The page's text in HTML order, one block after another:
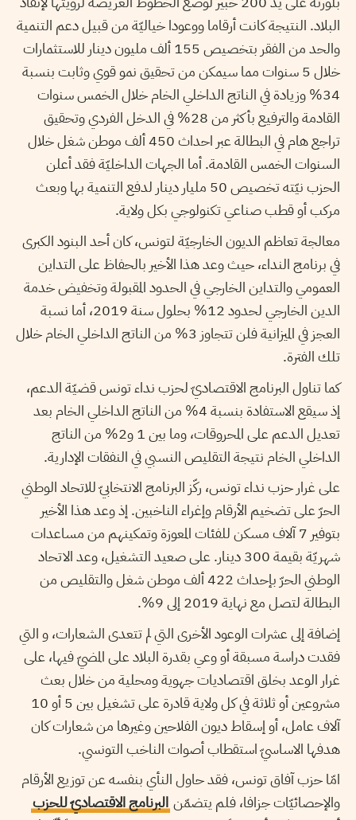
البلاد. النتيجة كانت أرقاما ووعودا خياليّة من قبيل دعم التنمية
والحد من الفقر بتخصيص 155 ألف مليون دينار للاستثمارات
خلال 5 سنوات مما سيمكن من تحقيق نمو قوي وثابت بنسبة
34% وزيادة في الناتج الداخلي الخام خلال الخمس سنوات
القادمة والترفيع بأكثر من 28% في الدخل الفردي وتحقيق
تراجع هام في البطالة عبر احداث 450 ألف موطن شغل خلال
السنوات الخمس القادمة. أما الجهات الداخليّة فقد أعلن
الحزب نيّته تخصيص 50 مليار دينار لدفع التنمية بها وبعث
مركب أو قطب صناعي تكنولوجي بكل ولاية.
معالجة تعاظم الديون الخارجيّة لتونس، كان أحد البنود الكبرى
في برنامج النداء، حيث وعد هذا الأخير بالحفاظ على التداين
العمومي والتداين الخارجي في الحدود المقبولة وتخفيض خدمة
الدين الخارجي لحدود 12% بحلول سنة 2019، أما نسبة
العجز في الميزانية فلن تتجاوز 3% من الناتج الداخلي الخام خلال
تلك الفترة.
كما تناول البرنامج الاقتصاديّ لحزب نداء تونس قضيّة الدعم،
إذ سيقع الاستفادة بنسبة 4% من الناتج الداخلي الخام بعد
تعديل الدعم على المحروقات، وما بين 1 و2% من الناتج
الداخلي الخام نتيجة التقليص النسبي في النفقات الإدارية.
على غرار حزب نداء تونس، ركّز البرنامج الانتخابيّ للاتحاد الوطني
الحرّ على تضخيم الأرقام وإغراء الناخبين. إذ وعد هذا الأخير
بتوفير 7 آلاف مسكن للفئات المعوزة وتمكينهم من مساعدات
شهريّة بقيمة 300 دينار. على صعيد التشغيل، وعد الاتحاد
الوطني الحرّ بإحداث 422 ألف موطن شغل والتقليص من
البطالة لتصل مع نهاية 2019 إلى 9%.
إضافة إلى عشرات الوعود الأخرى التي لم تتعدى الشعارات، و التي
فقدت دراسة مسبقة أو وعي بقدرة البلاد على المضيّ فيها، على
غرار الوعد بخلق اقتصاديات جهوية ومحلية من خلال بعث
مشروعين أو ثلاثة في كل ولاية قادرة على تشغيل بين 5 أو 10
آلاف عامل، أو إسقاط ديون الفلاحين وغيرها من شعارات كان
هدفها الاساسيّ استقطاب أصوات الناخب التونسي.
امّا حزب آفاق تونس، فقد حاول النأي بنفسه عن توزيع الأرقام
والإحصائيّات جزافا، فلم يتضمّن البرنامج الاقتصاديّ للحزب